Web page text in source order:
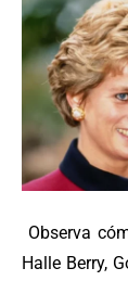
Observa
Halle Berry,